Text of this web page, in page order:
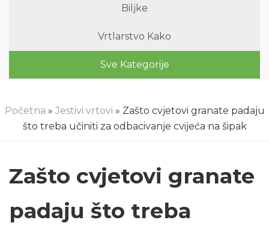
Biljke
Vrtlarstvo Kako
Sve Kategorije
Početna » Jestivi vrtovi » Zašto cvjetovi granate padaju
što treba učiniti za odbacivanje cvijeća na šipak
Zašto cvjetovi granate
padaju što treba